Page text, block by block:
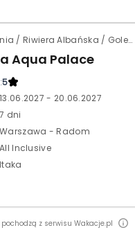
Albania / Riwiera Albańska / Golem
Aqua Palace
5
13.06.2027 - 20.06.2027
7 dni
Warszawa - Radom
All Inclusive
Itaka
pochodzą z serwisu Wakacje.pl